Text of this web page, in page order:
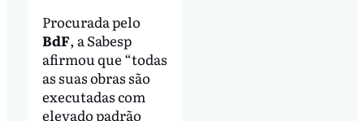
Procurada pelo
BdF, a Sabesp
afirmou que “todas
as suas obras são
executadas com
elevado padrão